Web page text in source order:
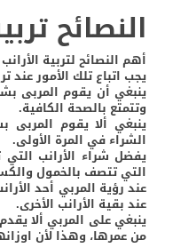
النصائح
أهم النصائح لتربية الأرانب
يجب اتباع تلك الأمور عند
ينبغي أن يقوم المربى
وتتمتع بالصحة الكافية.
ينبغي ألا يقوم المربى
الشراء في المرة الأولى.
يفضل شراء الأرانب التي
التي تتصف بالخمول
عند رؤية المربي أحد
عند بقية الأرانب الأخرى.
ينبغي على المربي ألا
من عمرها، وهذا لأن